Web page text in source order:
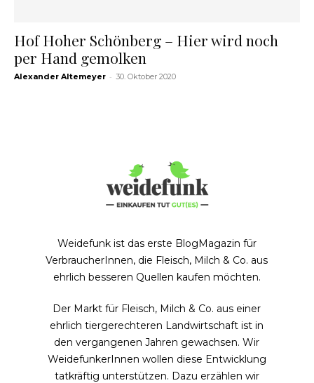
Hof Hoher Schönberg – Hier wird noch
per Hand gemolken
Alexander Altemeyer - 30. Oktober 2020
Weidefunk ist das erste BlogMagazin für
VerbraucherInnen, die Fleisch, Milch & Co. aus
ehrlich besseren Quellen kaufen möchten.
Der Markt für Fleisch, Milch & Co. aus einer
ehrlich tiergerechteren Landwirtschaft ist in
den vergangenen Jahren gewachsen. Wir
WeidefunkerInnen wollen diese Entwicklung
tatkräftig unterstützen. Dazu erzählen wir